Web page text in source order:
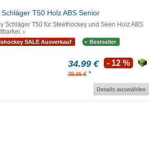
T50 Holz ABS Senior
Schläger T50 für Steethockey und Seen Holz ABS
SALE Ausverkauf Bestseller
34.99 €
39.95 € *
- 12 %
Details auswählen